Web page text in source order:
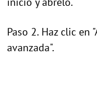
Paso 2. Haz clic en
avanzada".